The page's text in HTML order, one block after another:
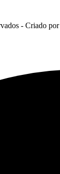
- Criado por